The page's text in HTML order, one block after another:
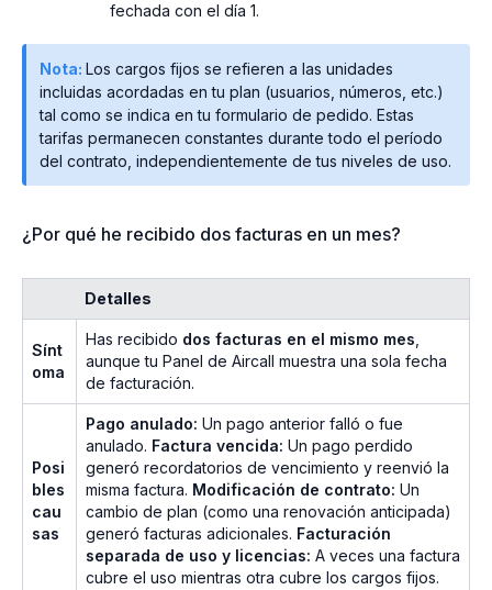
fechada con el día 1.
Nota: Los cargos fijos se refieren a las unidades
incluidas acordadas en tu plan (usuarios, números, etc.)
tal como se indica en tu formulario de pedido. Estas
tarifas permanecen constantes durante todo el período
del contrato, independientemente de tus niveles de uso.
¿Por qué he recibido dos facturas en un mes?
Detalles
Sínt
oma
Has recibido dos facturas en el mismo mes
aunque tu Panel de Aircall muestra una sola fecha
de facturación.
Posi
bles
cau
sas
Pago anulado: Un pago anterior falló o fue
anulado. Factura vencida: Un pago perdido
generó recordatorios de vencimiento y reenvió la
misma factura. Modificación de contrato: Un
cambio de plan (como una renovación anticipada)
generó facturas adicionales. Facturación
separada de uso y licencias: A veces una factura
cubre el uso mientras otra cubre los cargos fijos.